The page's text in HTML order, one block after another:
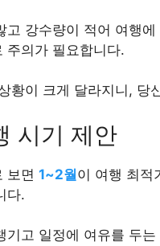
고 강수량이 적어 여행
주의가 필요합니다.
황이 크게 달라지니, 당
시기 제안
보면 1~2월이 여행 최적
다.
기고 일정에 여유를 두